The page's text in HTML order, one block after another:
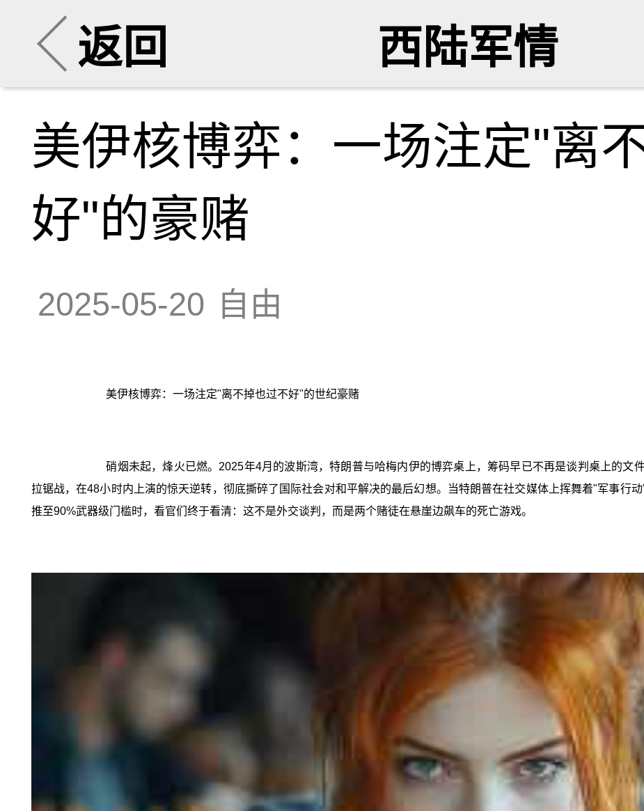
返回 西陆军情
美伊核博弈：一场注定"离
好"的豪赌
2025-05-20 自由
美伊核博弈：一场注定"离不掉也过不好"的世纪豪赌
硝烟未起，烽火已燃。2025年4月的波斯湾，特朗普与哈梅内伊的博弈桌上，筹码早已不再是谈判桌上的文
拉锯战，在48小时内上演的惊天逆转，彻底撕碎了国际社会对和平解决的最后幻想。当特朗普在社交媒体上挥舞着"军事行
推至90%武器级门槛时，看官们终于看清：这不是外交谈判，而是两个赌徒在悬崖边飙车的死亡游戏。